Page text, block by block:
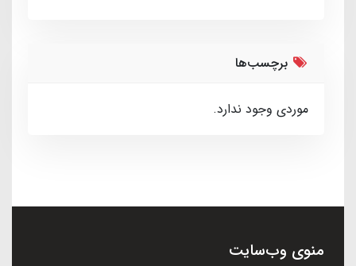
برچسب‌ها
موردی وجود ندارد.
منوی وب‌سایت